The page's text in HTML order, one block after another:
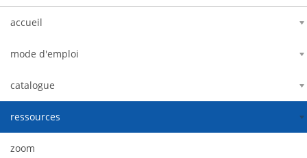
accueil
mode d'emploi
catalogue
ressources
zoom